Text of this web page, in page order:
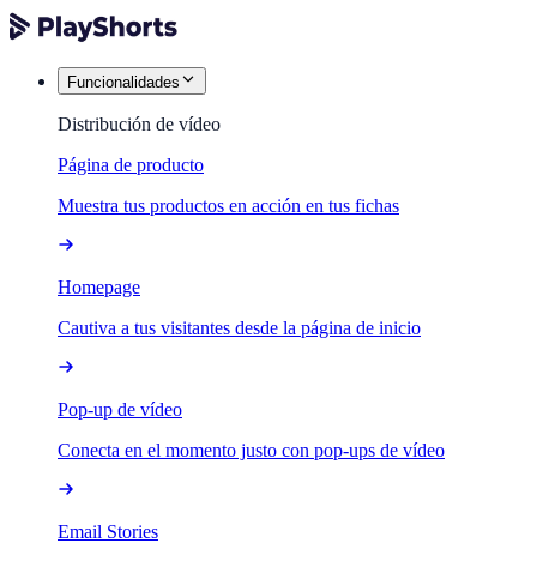
Funcionalidades
Distribución de vídeo
Página de producto
Muestra tus productos en acción en tus fichas
Homepage
Cautiva a tus visitantes desde la página de inicio
Pop-up de vídeo
Conecta en el momento justo con pop-ups de vídeo
Email Stories